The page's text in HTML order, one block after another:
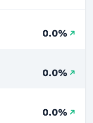
0.0%
0.0%
0.0%